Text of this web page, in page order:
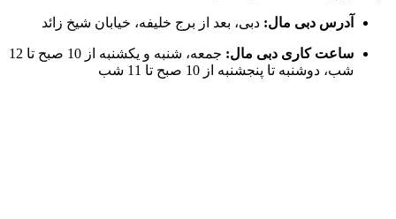
آدرس دبی مال: دبی، بعد از برج خلیفه، خیابان شیخ زائد
ساعت کاری دبی مال:
جمعه، شنبه و یکشنبه از 10 صبح تا 12
شب، دوشنبه تا پنجشنبه از 10 صبح تا 11 شب